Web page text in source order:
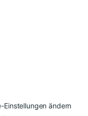
Einstellungen ändern